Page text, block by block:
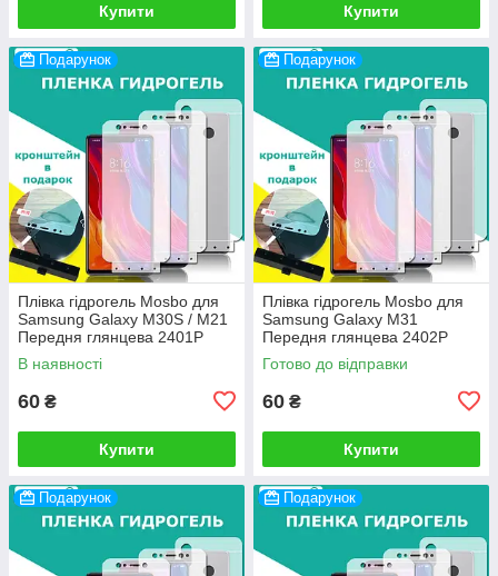
Купити Купити
Подарунок
Плівка гідрогель Mosbo для
Samsung Galaxy M30S / M21
Передня глянцева 2401P
В наявності
60 ₴
Купити
Подарунок
Плівка гідрогель Mosbo для
Samsung Galaxy M31
Передня глянцева 2402P
Готово до відправки
60 ₴
Купити
Подарунок Подарунок